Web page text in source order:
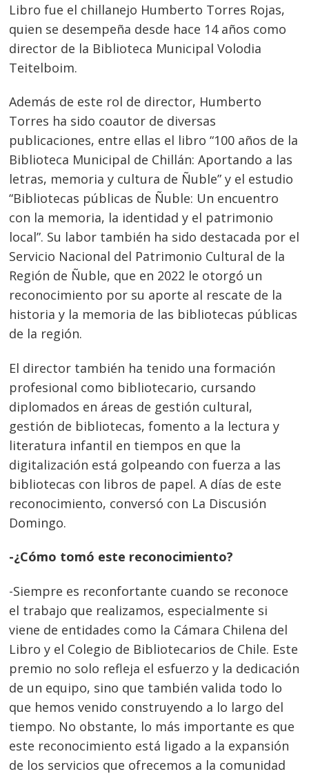
Libro fue el chillanejo Humberto Torres Rojas,
quien se desempeña desde hace 14 años como
director de la Biblioteca Municipal Volodia
Teitelboim.
Además de este rol de director, Humberto
Torres ha sido coautor de diversas
publicaciones, entre ellas el libro “100 años de la
Biblioteca Municipal de Chillán: Aportando a las
letras, memoria y cultura de Ñuble” y el estudio
“Bibliotecas públicas de Ñuble: Un encuentro
con la memoria, la identidad y el patrimonio
local”. Su labor también ha sido destacada por el
Servicio Nacional del Patrimonio Cultural de la
Región de Ñuble, que en 2022 le otorgó un
reconocimiento por su aporte al rescate de la
historia y la memoria de las bibliotecas públicas
de la región.
El director también ha tenido una formación
profesional como bibliotecario, cursando
diplomados en áreas de gestión cultural,
gestión de bibliotecas, fomento a la lectura y
literatura infantil en tiempos en que la
digitalización está golpeando con fuerza a las
bibliotecas con libros de papel. A días de este
reconocimiento, conversó con La Discusión
Domingo.
-¿Cómo tomó este reconocimiento?
-Siempre es reconfortante cuando se reconoce
el trabajo que realizamos, especialmente si
viene de entidades como la Cámara Chilena del
Libro y el Colegio de Bibliotecarios de Chile. Este
premio no solo refleja el esfuerzo y la dedicación
de un equipo, sino que también valida todo lo
que hemos venido construyendo a lo largo del
tiempo. No obstante, lo más importante es que
este reconocimiento está ligado a la expansión
de los servicios que ofrecemos a la comunidad